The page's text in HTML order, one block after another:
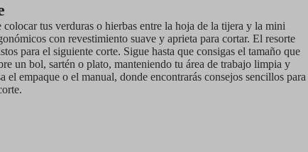
tus verduras o hierbas entre la hoja de la tijera y la mini
con revestimiento suave y aprieta para cortar. El resorte
para el siguiente corte. Sigue hasta que consigas el tamaño que
un bol, sartén o plato, manteniendo tu área de trabajo limpia y
el empaque o el manual, donde encontrarás consejos sencillos para